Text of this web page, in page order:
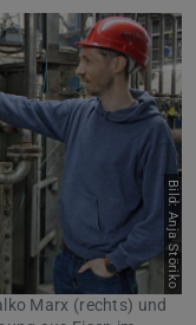
Bild: Anja Störiko
Marx (rechts) und